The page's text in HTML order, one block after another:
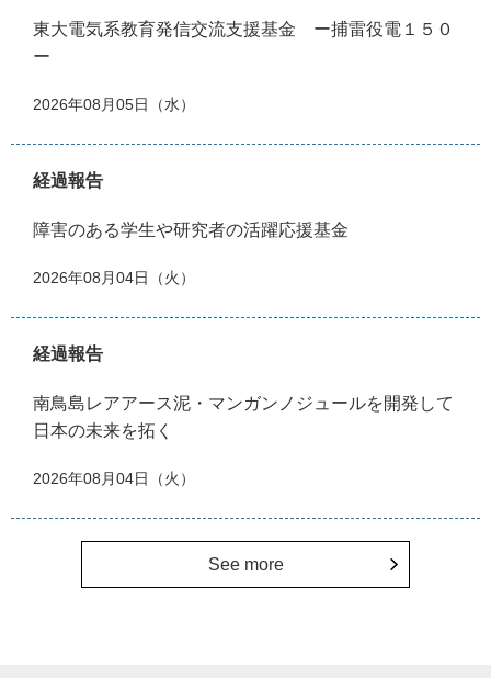
東大電気系教育発信交流支援基金 ー捕雷役電１５０
ー
2026年08月05日（水）
経過報告
障害のある学生や研究者の活躍応援基金
2026年08月04日（火）
経過報告
南鳥島レアアース泥・マンガンノジュールを開発して
日本の未来を拓く
2026年08月04日（火）
See more